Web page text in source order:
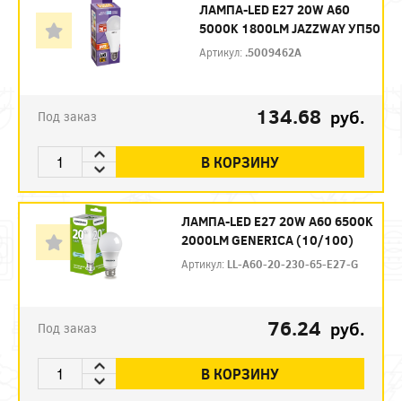
ЛАМПА-LED E27 20W A60
5000K 1800LM JAZZWAY УП50
Артикул: .5009462A
Под заказ 134.68 руб.
В КОРЗИНУ
ЛАМПА-LED E27 20W A60 6500K
2000LM GENERICA (10/100)
Артикул: LL-A60-20-230-65-E27-G
Под заказ 76.24 руб.
В КОРЗИНУ